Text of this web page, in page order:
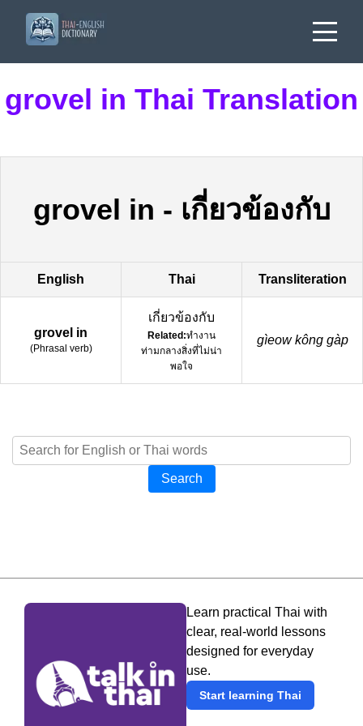
grovel in Thai Translation
grovel in - เกี่ยวข้องกับ
English Thai Transliteration
grovel in
(Phrasal verb)
เกี่ยวข้องกับ
Related:ทำงาน
ท่ามกลางสิ่งที่ไม่น่า
พอใจ
gìeow kông gàp
Search
Learn practical Thai with
clear, real-world lessons
designed for everyday
use.
Start learning Thai